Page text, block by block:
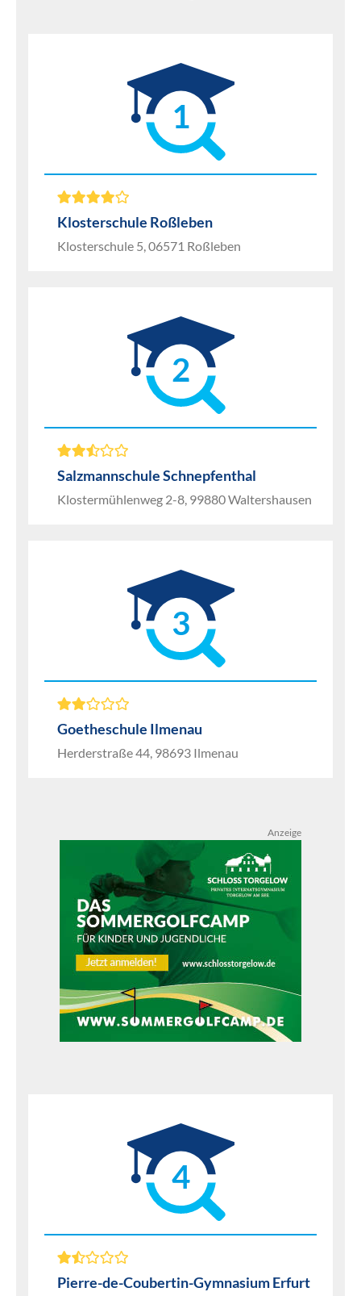
1
Klosterschule Roßleben
Klosterschule 5, 06571 Roßleben
2
Salzmannschule Schnepfenthal
Klostermühlenweg 2-8, 99880 Waltershausen
3
Goetheschule Ilmenau
Herderstraße 44, 98693 Ilmenau
Anzeige
4
Pierre-de-Coubertin-Gymnasium Erfurt